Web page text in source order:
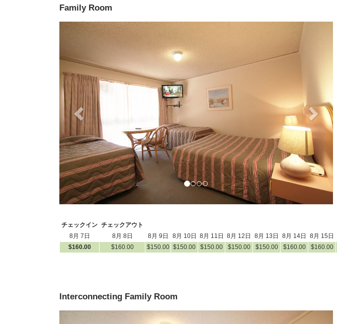
Family Room
Previous
チェックイン チェックアウト
8月 7日
8月 8日 8月 9日 8月 10日 8月 11日 8月 12日 8月 13日 8月 14日 8月 15日
$160.00 $160.00 $150.00 $150.00 $150.00 $150.00 $150.00 $160.00 $160.00
Interconnecting Family Room